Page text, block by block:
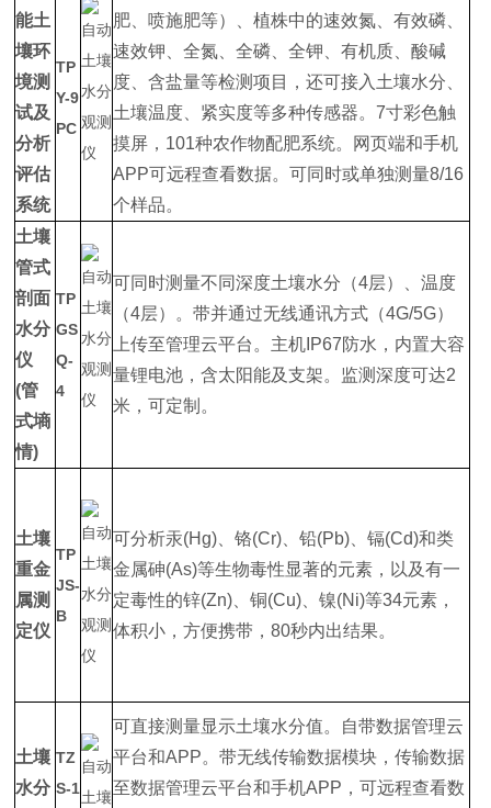
能土
壤环
境测
试及
分析
评估
系统
TP
Y-9
PC
肥、喷施肥等）、植株中的速效氮、有效磷、
速效钾、全氮、全磷、全钾、有机质、酸碱
度、含盐量等检测项目，还可接入土壤水分、
土壤温度、紧实度等多种传感器。7寸彩色触
摸屏，101种农作物配肥系统。网页端和手机
APP可远程查看数据。可同时或单独测量8/16
个样品。
土壤
管式
剖面
水分
仪
(管
式墒
情)
TP
GS
Q-
4
可同时测量不同深度土壤水分（4层）、温度
（4层）。带并通过无线通讯方式（4G/5G）
上传至管理云平台。主机IP67防水，内置大容
量锂电池，含太阳能及支架。监测深度可达2
米，可定制。
土壤
重金
属测
定仪
TP
JS-
B
可分析汞(Hg)、铬(Cr)、铅(Pb)、镉(Cd)和类
金属砷(As)等生物毒性显著的元素，以及有一
定毒性的锌(Zn)、铜(Cu)、镍(Ni)等34元素，
体积小，方便携带，80秒内出结果。
土壤
水分
TZ
S-1
可直接测量显示土壤水分值。自带数据管理云
平台和APP。带无线传输数据模块，传输数据
至数据管理云平台和手机APP，可远程查看数